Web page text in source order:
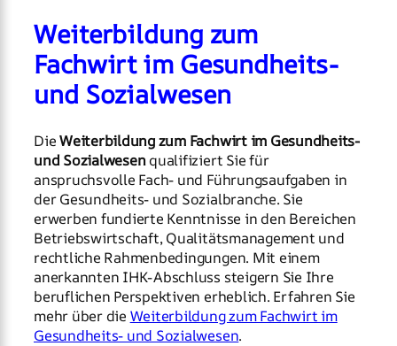
Weiterbildung zum
Fachwirt im Gesundheits-
und Sozialwesen
DieWeiterbildung zum Fachwirt im Gesundheits-
und Sozialwesenqualifiziert Sie für
anspruchsvolle Fach- und Führungsaufgaben in
der Gesundheits- und Sozialbranche. Sie
erwerben fundierte Kenntnisse in den Bereichen
Betriebswirtschaft, Qualitätsmanagement und
rechtliche Rahmenbedingungen. Mit einem
anerkannten IHK-Abschluss steigern Sie Ihre
beruflichen Perspektiven erheblich. Erfahren Sie
mehr über die Weiterbildung zum Fachwirt im
Gesundheits- und Sozialwesen.